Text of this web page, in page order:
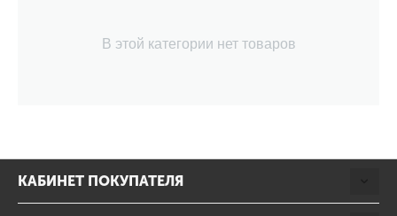
В этой категории нет товаров
КАБИНЕТ ПОКУПАТЕЛЯ